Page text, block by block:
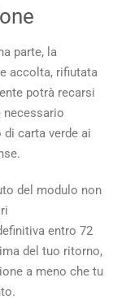
parte, la
accolta, rifiutata
potrà recarsi
necessario
carta verde ai
del modulo non
entro 72
del tuo ritorno,
a meno che tu